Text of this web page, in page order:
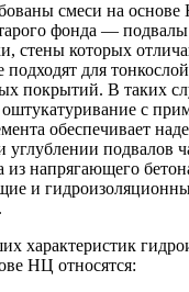
смеси на
фонда —
стены которых
подходят для
покрытий. В таких
оштукатуривание с
обеспечивает
подвалов
из напрягающего
и
характеристик
НЦ относятся: